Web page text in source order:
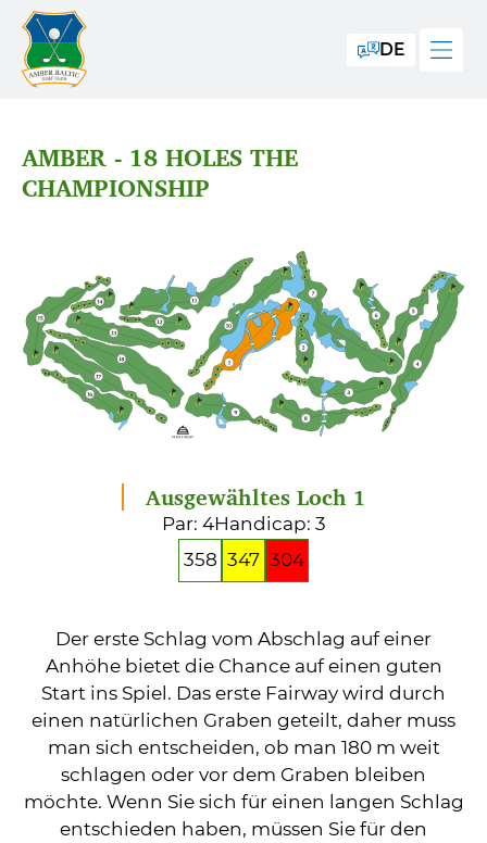
DE
AMBER - 18 HOLES THE
CHAMPIONSHIP
Ausgewähltes Loch 1
Par: 4Handicap: 3
358 347 304
Der erste Schlag vom Abschlag auf einer
Anhöhe bietet die Chance auf einen guten
Start ins Spiel. Das erste Fairway wird durch
einen natürlichen Graben geteilt, daher muss
man sich entscheiden, ob man 180 m weit
schlagen oder vor dem Graben bleiben
möchte. Wenn Sie sich für einen langen Schlag
entschieden haben, müssen Sie für den